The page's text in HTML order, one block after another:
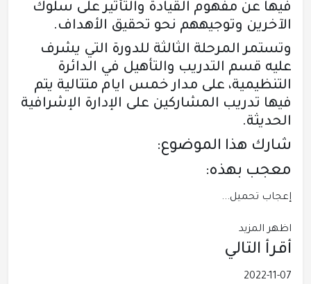
فيها عن مفهوم القيادة والتأثير على سلوك
الآخرين وتوجيههم نحو تحقيق الأهداف.
وتستمر المرحلة الثالثة للدورة التي يشرف
عليه قسم التدريب والتأهيل في الدائرة
التنظيمية، على مدار خمس ايام متتالية يتم
فيها تدريب المشاركين على الإدارة الإشرافية
الحديثة.
شارك هذا الموضوع:
معجب بهذه:
إعجاب تحميل...
اظهر المزيد
أقرأ التالي
2022-11-07